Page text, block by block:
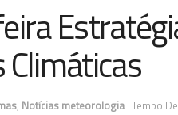
, Notícias meteorologia Tempo